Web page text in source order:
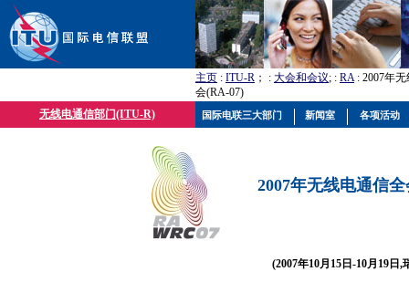
主页 : ITU-R ； : 大会和会议; : RA: 2007年
会(RA-07)
无线电通信部门(ITU-R)
2007年无线电通信
(2007年10月15日-10月19日,
国际电联三大部门 新闻室 各项活动